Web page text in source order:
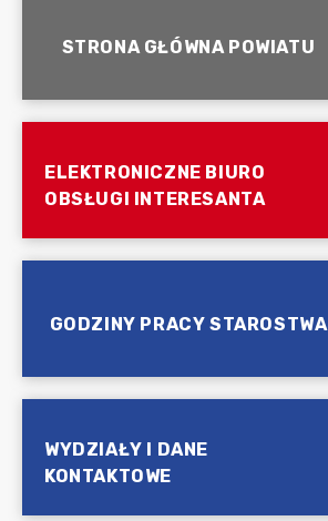
STRONA GŁÓWNA POWIATU
ELEKTRONICZNE BIURO
OBSŁUGI INTERESANTA
GODZINY PRACY STAROSTWA
WYDZIAŁY I DANE
KONTAKTOWE